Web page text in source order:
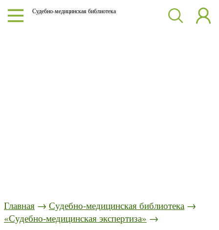
Судебно-медицинская библиотека
Главная → Судебно-медицинская библиотека →
«Судебно-медицинская экспертиза» →